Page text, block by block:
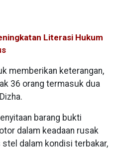
Literasi Hukum
memberikan keterangan,
36 orang termasuk dua
barang bukti
dalam keadaan rusak
dalam kondisi terbakar,